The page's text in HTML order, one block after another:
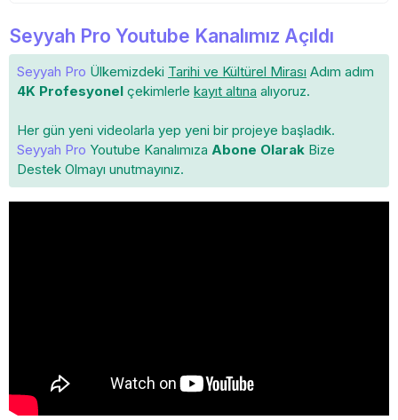
Seyyah Pro Youtube Kanalımız Açıldı
Seyyah Pro Ülkemizdeki Tarihi ve Kültürel Mirası Adım adım
4K Profesyonel çekimlerle kayıt altına alıyoruz.
Her gün yeni videolarla yep yeni bir projeye başladık.
Seyyah Pro Youtube Kanalımıza Abone Olarak Bize
Destek Olmayı unutmayınız.